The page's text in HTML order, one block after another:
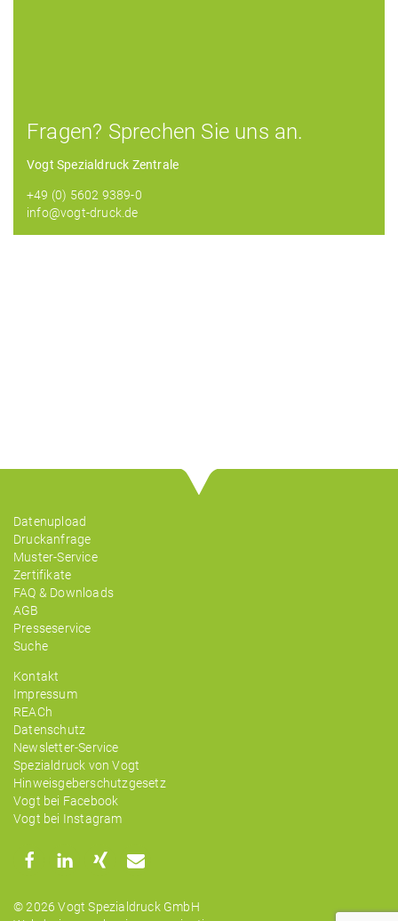
Fragen? Sprechen Sie uns an.
Vogt Spezialdruck Zentrale
+49 (0) 5602 9389-0
info@vogt-druck.de
Datenupload
Druckanfrage
Muster-Service
Zertifikate
FAQ & Downloads
AGB
Presseservice
Suche
Kontakt
Impressum
REACh
Datenschutz
Newsletter-Service
Spezialdruck von Vogt
Hinweisgeberschutzgesetz
Vogt bei Facebook
Vogt bei Instagram
© 2026 Vogt Spezialdruck GmbH